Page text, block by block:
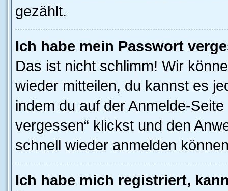
gezählt.
Ich habe mein Passwort
Das ist nicht schlimm! Wir
wieder mitteilen, du kannst es
indem du auf der Anmelde-
vergessen“ klickst und den
schnell wieder anmelden
Ich habe mich registriert,